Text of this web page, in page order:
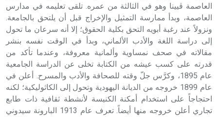
العاصمة ڤيينا وهو في الثالثة من عمره. تلقى تعليمه في مدارس
العاصمة، وبدأ ممارسة التمثيل والإخراج قبل أن يلتحق بالجامعة.
ونزولاً عند رغبة أبويه التحق بكلية الحقوق؛ إلا أنه سرعان ما تحول
إلى دراسة اللغة والأدب الألماني، وبدأ في الوقت نفسه بنشر
مقالاته في صحف نمساوية وألمانية معروفة، وعندما تأكد من
قدرته على كسب عيشه من الكتابة تخلى عن الدراسة الجامعية
عام 1895، وكرَّس جلّ وقته للصحافة والأدب والمسرح. أعلن في
عام 1899 خروجه من الديانة اليهودية وتحول إلى الكاثوليكية؛ لكنه
احتجاجاً على استخدام أمكنة الكنيسة لأنشطة ثقافية ذات طابع
تجاري أعلن خروجه منها أيضاً. تعرف عام 1913 البارونة سيدوني